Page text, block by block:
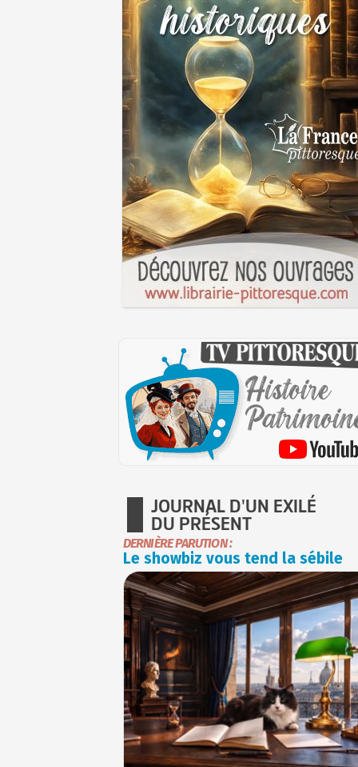
JOURNAL D'UN EXILÉ
DU PRÉSENT
DERNIÈRE PARUTION :
Le showbiz vous tend la sébile